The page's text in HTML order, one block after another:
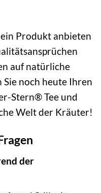
Produkt anbieten
auf natürliche
noch heute Ihren
Stern® Tee und
Welt der Kräuter!
der